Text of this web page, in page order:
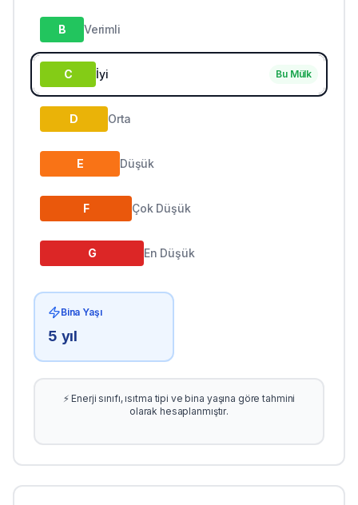
B Verimli
C İyi Bu Mülk
D Orta
E Düşük
F Çok Düşük
G En Düşük
Bina Yaşı
5 yıl
⚡ Enerji sınıfı, ısıtma tipi ve bina yaşına göre tahmini
olarak hesaplanmıştır.